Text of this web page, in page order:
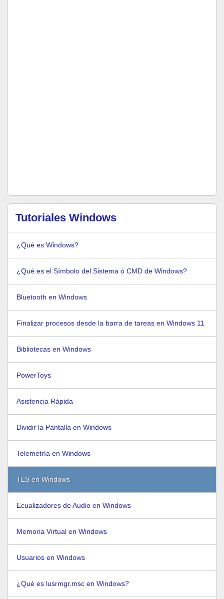
Tutoriales Windows
¿Qué es Windows?
¿Qué es el Símbolo del Sistema ó CMD de Windows?
Bluetooth en Windows
Finalizar procesos desde la barra de tareas en Windows 11
Bibliotecas en Windows
PowerToys
Asistencia Rápida
Dividir la Pantalla en Windows
Telemetría en Windows
TLS en Windows
Ecualizadores de Audio en Windows
Memoria Virtual en Windows
Usuarios en Windows
¿Qué es lusrmgr.msc en Windows?